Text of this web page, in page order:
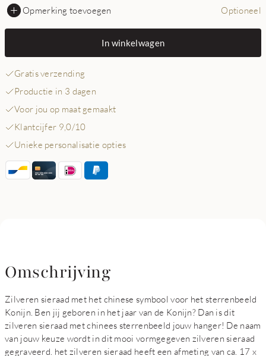
Opmerking toevoegen Optioneel
In winkelwagen
Gratis verzending
Productie in 3 dagen
Voor jou op maat gemaakt
Klantcijfer 9,0/10
Unieke personalisatie opties
Omschrijving
Zilveren sieraad met het chinese symbool voor het sterrenbeeld
Konijn. Ben jij geboren in het jaar van de Konijn? Dan is dit
zilveren sieraad met chinees sterrenbeeld jouw hanger! De naam
van jouw keuze wordt in dit mooi vormgegeven zilveren sieraad
gegraveerd. het zilveren sieraad heeft een afmeting van ca. 17 x